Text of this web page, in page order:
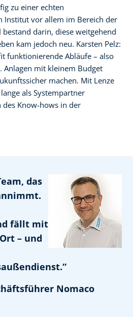
zu einer echten
Institut vor allem im Bereich der
bestand darin, diese weitgehend
kam jedoch neu. Karsten Pelz:
funktionierende Abläufe – also
Anlagen mit kleinem Budget
machen. Mit Lenze
als Systempartner
des Know-hows in der
das
fällt mit
– und
Nomaco